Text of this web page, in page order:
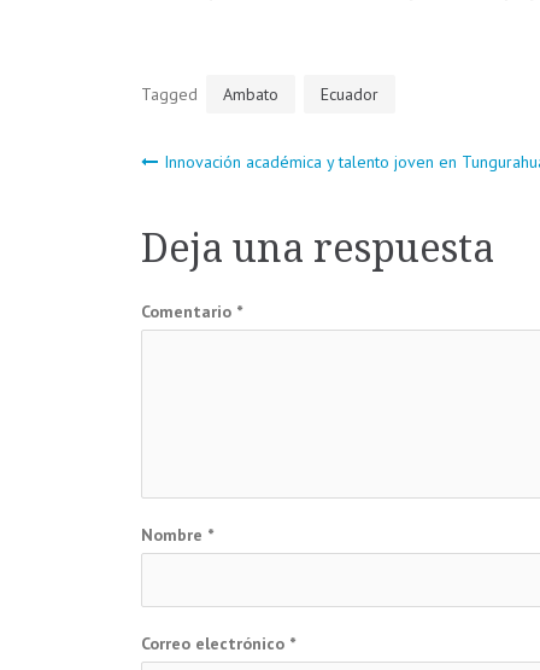
Tagged Ambato Ecuador
Navegación
de
entradas
Innovación académica y talento joven en
Deja una respuesta
Comentario *
Nombre *
Correo electrónico *